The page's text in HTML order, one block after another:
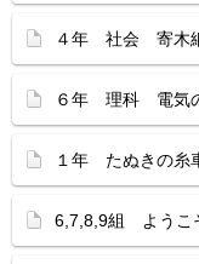
４年 社会 寄木
６年 理科 電気
１年 たぬきの糸
6,7,8,9組 ようこ